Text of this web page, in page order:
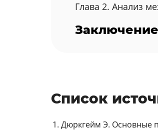
Глава 2. Анализ
Заключение
Список
Дюркгейм Э. Основные